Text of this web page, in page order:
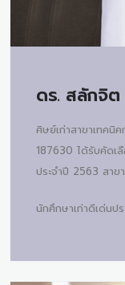
ดร. สลักจิต
ศิษย์เก่าสาขาเทค
187630 ได้รับคัดเ
ประจำปี 2563 สาข
นักศึกษาเก่าดีเด่นป